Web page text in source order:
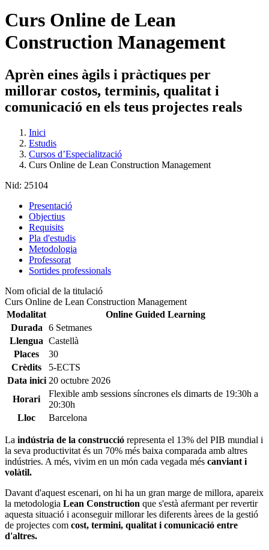
Curs Online de Lean
Construction Management
Aprèn eines àgils i pràctiques per
millorar costos, terminis, qualitat i
comunicació en els teus projectes reals
Inici
Estudis
Cursos d’Especialització
Curs Online de Lean Construction Management
Nid: 25104
Presentació
Objectius
Requisits
Pla d'estudis
Metodologia
Professorat
Sortides professionals
Nom oficial de la titulació
Curs Online de Lean Construction Management
Modalitat
Online Guided Learning
Durada
6 Setmanes
Llengua Castellà
Places
30
Crèdits
5-ECTS
Data inici 20 octubre 2026
Horari
Flexible amb sessions síncrones els dimarts de 19:30h a
20:30h
Lloc
Barcelona
La indústria de la construcció representa el 13% del PIB mundial i
la seva productivitat és un 70% més baixa comparada amb altres
indústries. A més, vivim en un món cada vegada més canviant i
volàtil.
Davant d'aquest escenari, on hi ha un gran marge de millora, apareix
la metodologia Lean Construction que s'està afermant per revertir
aquesta situació i aconseguir millorar les diferents àrees de la gestió
de projectes com cost, termini, qualitat i comunicació entre
d'altres.